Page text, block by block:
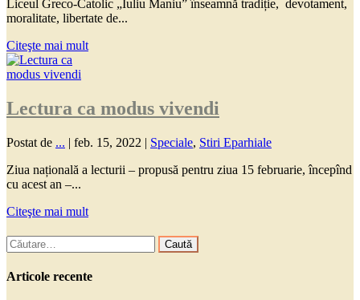
Liceul Greco-Catolic „Iuliu Maniu” înseamnă tradiție, devotament,
moralitate, libertate de...
Citeşte mai mult
Lectura ca modus vivendi
Postat de ... | feb. 15, 2022 | Speciale, Stiri Eparhiale
Ziua națională a lecturii – propusă pentru ziua 15 februarie, începînd
cu acest an –...
Citeşte mai mult
Caută
după:
Articole recente